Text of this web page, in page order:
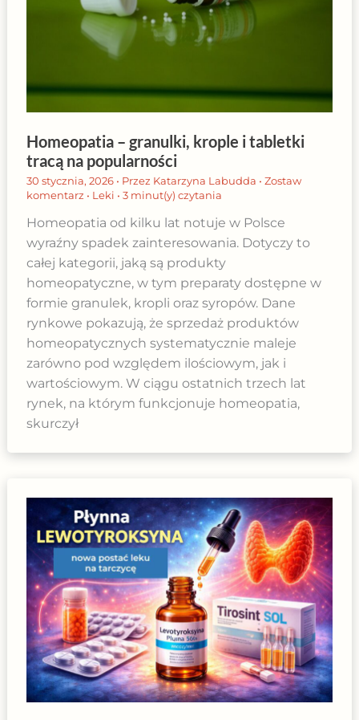
Homeopatia – granulki, krople i tabletki
tracą na popularności
30 stycznia, 2026 • Przez Katarzyna Labudda • Zostaw
komentarz • Leki • 3 minut(y) czytania
Homeopatia od kilku lat notuje w Polsce
wyraźny spadek zainteresowania. Dotyczy to
całej kategorii, jaką są produkty
homeopatyczne, w tym preparaty dostępne w
formie granulek, kropli oraz syropów. Dane
rynkowe pokazują, że sprzedaż produktów
homeopatycznych systematycznie maleje
zarówno pod względem ilościowym, jak i
wartościowym. W ciągu ostatnich trzech lat
rynek, na którym funkcjonuje homeopatia,
skurczył